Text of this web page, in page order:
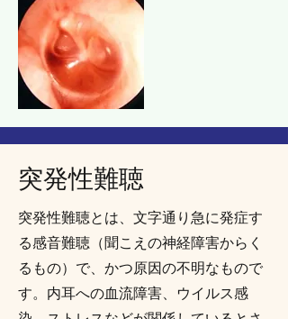
突発性難聴
突発性難聴とは、文字通り急に発症す
る感音難聴（聞こえの神経障害からく
るもの）で、かつ原因の不明なもので
す。内耳への血流障害、ウイルス感